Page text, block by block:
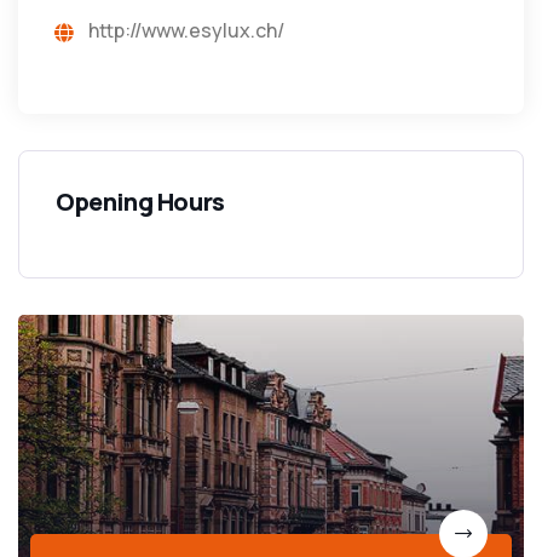
http://www.esylux.ch/
Opening Hours